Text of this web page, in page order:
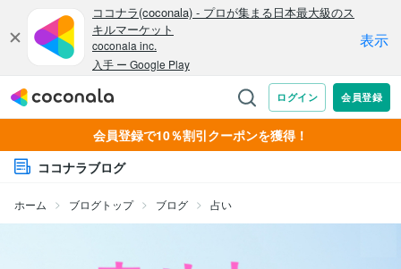
会員登録で10％割引クーポンを獲得！
ココナラブログ
ホーム ブログトップ ブログ 占い